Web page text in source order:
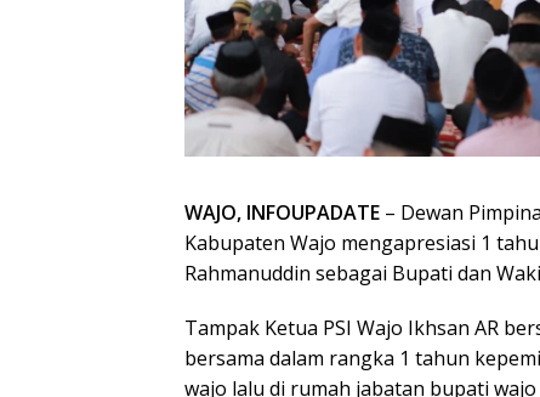
WAJO, INFOUPADATE – Dewan
Kabupaten Wajo mengapresiasi 1
Rahmanuddin sebagai Bupati dan
Tampak Ketua PSI Wajo Ikhsan AR
bersama dalam rangka 1 tahun
wajo lalu di rumah jabatan bupati wajo